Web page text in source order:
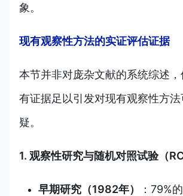
象。
现有观察性方法的实证评估证据
本节并非对庞杂文献的系统综述
有证据足以引发对现有观察性方
疑。
1. 观察性研究与随机对照试验（
早期研究（1982年）
：79%